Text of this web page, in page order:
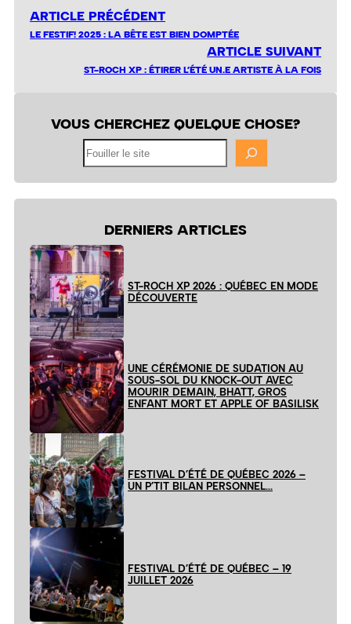
ARTICLE PRÉCÉDENT
LE FESTIF! 2025 : LA BÊTE EST BIEN DOMPTÉE
ARTICLE SUIVANT
ST-ROCH XP : ÉTIRER L’ÉTÉ UN.E ARTISTE À LA FOIS
VOUS CHERCHEZ QUELQUE CHOSE?
DERNIERS ARTICLES
ST-ROCH XP 2026 : QUÉBEC EN MODE
DÉCOUVERTE
UNE CÉRÉMONIE DE SUDATION AU
SOUS-SOL DU KNOCK-OUT AVEC
MOURIR DEMAIN, BHATT, GROS
ENFANT MORT ET APPLE OF BASILISK
FESTIVAL D’ÉTÉ DE QUÉBEC 2026 –
UN P’TIT BILAN PERSONNEL…
FESTIVAL D’ÉTÉ DE QUÉBEC – 19
JUILLET 2026